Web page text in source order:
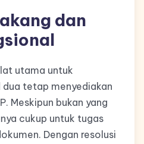
dan
utama untuk
tetap menyediakan
Meskipun bukan yang
cukup untuk tugas
Dengan resolusi